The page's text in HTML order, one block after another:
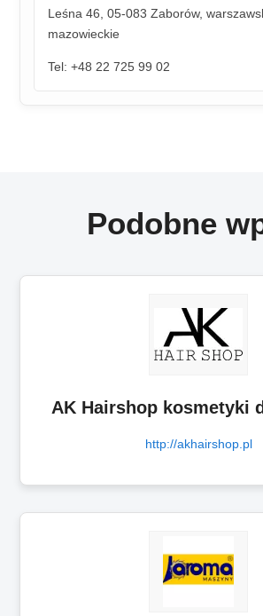
Leśna 46, 05-083 Zaborów,
mazowieckie
Tel: +48 22 725 99 02
Podobne
AK Hairshop kosmetyki
http://akhairshop.pl